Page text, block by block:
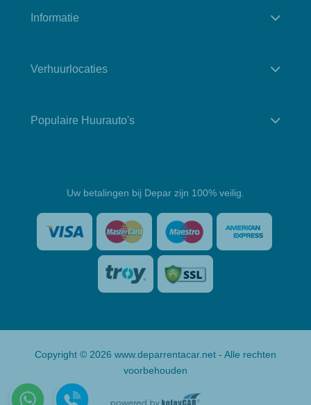
Informatie
Verhuurlocaties
Populaire Huurauto's
Uw betalingen bij Depar zijn 100% veilig.
Copyright © 2026 www.deparrentacar.net - Alle rechten
voorbehouden